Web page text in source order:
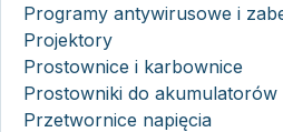
Programy antywirusowe i
Projektory
Prostownice i karbownice
Prostowniki do akumulatorów
Przetwornice napięcia